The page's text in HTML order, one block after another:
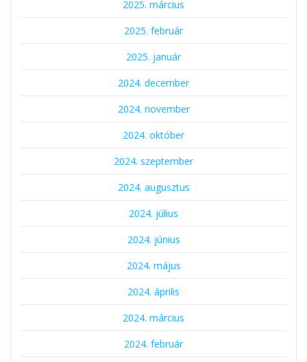
2025. március
2025. február
2025. január
2024. december
2024. november
2024. október
2024. szeptember
2024. augusztus
2024. július
2024. június
2024. május
2024. április
2024. március
2024. február